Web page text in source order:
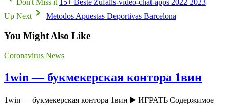
Don't Miss it 15+ Beste Zufalls-video-chat-apps 2022 2023
Up Next
Metodos Apuestas Deportivas Barcelona
You Might Also Like
Coronavirus News
1win — букмекерская контора 1вин
1win — букмекерская контора 1вин ▶️ ИГРАТЬ Содержимое